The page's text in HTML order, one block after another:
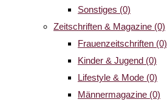
Sonstiges (0)
Zeitschriften & Magazine (0)
Frauenzeitschriften (0)
Kinder & Jugend (0)
Lifestyle & Mode (0)
Männermagazine (0)